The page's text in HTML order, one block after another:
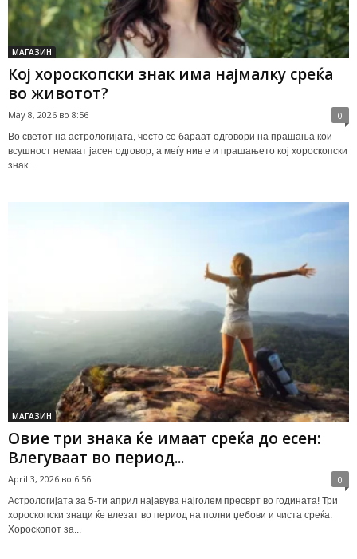
МАГАЗИН
Кој хороскопски знак има најмалку среќа
во животот?
May 8, 2026 во 8:56 0
Во светот на астрологијата, често се бараат одговори на прашања кои
всушност немаат јасен одговор, а меѓу нив е и прашањето кој хороскопски
знак...
МАГАЗИН
Овие три знака ќе имаат среќа до есен:
Влегуваат во период...
April 3, 2026 во 6:56 0
Астрологијата за 5-ти април најавува најголем пресврт во годината! Три
хороскопски знаци ќе влезат во период на полни џебови и чиста среќа.
Хороскопот за...